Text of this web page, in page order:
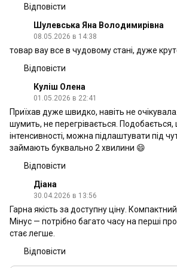
Відповісти
Шулевська Яна Володимирівна
08.05.2026 в 14:38
товар вау все в чудовому стані, дуже
Відповісти
Куліш Олена
01.05.2026 в 22:41
Приїхав дуже швидко, навіть не
шумить, не перегрівається. Подобається,
інтенсивності, можна підлаштувати під
займають буквально 2 хвилини 😄
Відповісти
Діана
30.04.2026 в 13:56
Гарна якість за доступну ціну.
Мінус — потрібно багато часу на перші
стає легше.
Відповісти